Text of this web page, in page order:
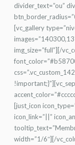
divider_text=”ou”
[vc_gallery
img_size=”full”][/
[just_icon
icon_link=”||”
width=”1/6″][/